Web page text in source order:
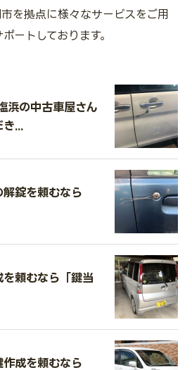
を拠点に様々なサービスをご用
ートしております。
浜の中古車屋さん
...
錠を頼むなら
頼むなら「鍵当
成を頼むなら